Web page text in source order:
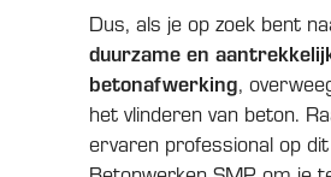
Dus, als je op zoek bent
duurzame en
betonafwerking,
het vlinderen van beton.
ervaren professional op